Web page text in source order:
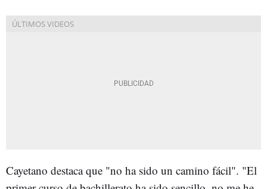
Cayetano destaca que "no ha sido un camino fácil". "El